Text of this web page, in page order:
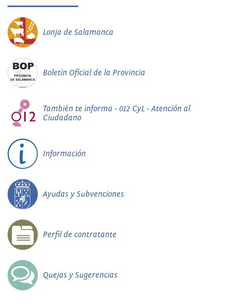
Lonja de Salamanca
Boletín Oficial de la Provincia
También te informa - 012 CyL - Atención al
Ciudadano
Información
Ayudas y Subvenciones
Perfil de contratante
Quejas y Sugerencias